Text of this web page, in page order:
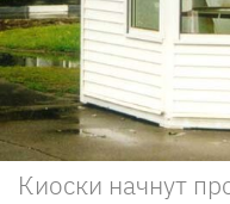
Киоски начнут